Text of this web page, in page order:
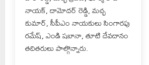
నాయక్, దామోదర్ రెడ్డి, మచ్చ
కుమార్, సీపీఎం నాయకులు సింగారపు
రమేష్, ఎండి షబానా, తూటి దేవదానం
తదితరులు పాల్గొన్నారు.